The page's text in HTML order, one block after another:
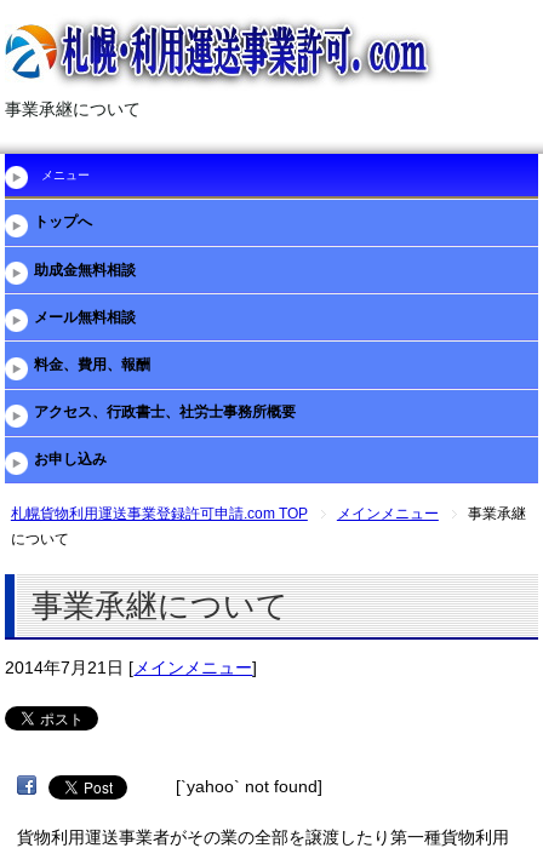
事業承継について
メニュー
トップへ
助成金無料相談
メール無料相談
料金、費用、報酬
アクセス、行政書士、社労士事務所概要
お申し込み
札幌貨物利用運送事業登録許可申請.com TOP メインメニュー
事業承継
について
事業承継について
2014年7月21日 [ メインメニュー]
[`yahoo` not found]
貨物利用運送事業者がその業の全部を譲渡したり第一種貨物利用